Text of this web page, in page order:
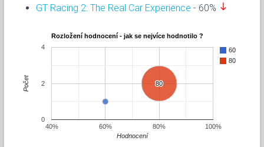
GT Racing 2: The Real Car Experience - 60% south
Rozložení hodnocení - jak se nejvíce hodnotilo ?
60
80
80
80
40% 60% 80% 100%
0
2
4
Hodnocení
Počet